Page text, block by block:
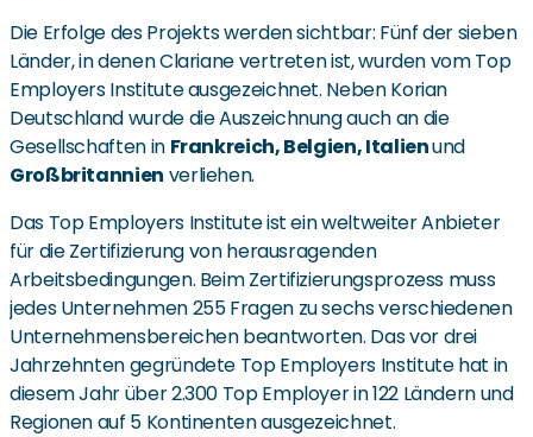
Die Erfolge des Projekts werden sichtbar: Fünf der sieben
Länder, in denen Clariane vertreten ist, wurden vom Top
Employers Institute ausgezeichnet. Neben Korian
Deutschland wurde die Auszeichnung auch an die
Gesellschaften in Frankreich, Belgien, Italienund
Großbritannien verliehen.
Das Top Employers Institute ist ein weltweiter Anbieter
für die Zertifizierung von herausragenden
Arbeitsbedingungen. Beim Zertifizierungsprozess muss
jedes Unternehmen 255 Fragen zu sechs verschiedenen
Unternehmensbereichen beantworten. Das vor drei
Jahrzehnten gegründete Top Employers Institute hat in
diesem Jahr über 2.300 Top Employer in 122 Ländern und
Regionen auf 5 Kontinenten ausgezeichnet.